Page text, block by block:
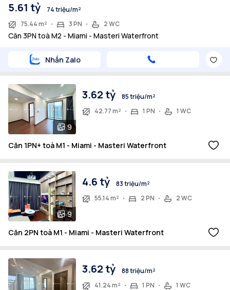
5.61 tỷ
74 triệu/m²
75.44 m²
3 PN 2 WC
Căn 3PN toà M2 - Miami - Masteri Waterfront
Nhắn Zalo
9
3.62 tỷ
85 triệu/m²
42.77 m²
1 PN 1 WC
Căn 1PN+ toà M1 - Miami - Masteri Waterfront
9
4.6 tỷ
83 triệu/m²
55.14 m²
2 PN 2 WC
Căn 2PN toà M1 - Miami - Masteri Waterfront
3.62 tỷ
88 triệu/m²
41.24 m²
1 PN 1 WC